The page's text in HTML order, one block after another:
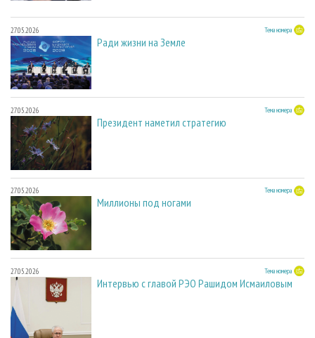
27.05.2026 Тема номера
Ради жизни на Земле
27.05.2026 Тема номера
Президент наметил стратегию
27.05.2026 Тема номера
Миллионы под ногами
27.05.2026 Тема номера
Интервью с главой РЭО Рашидом Исмаиловым